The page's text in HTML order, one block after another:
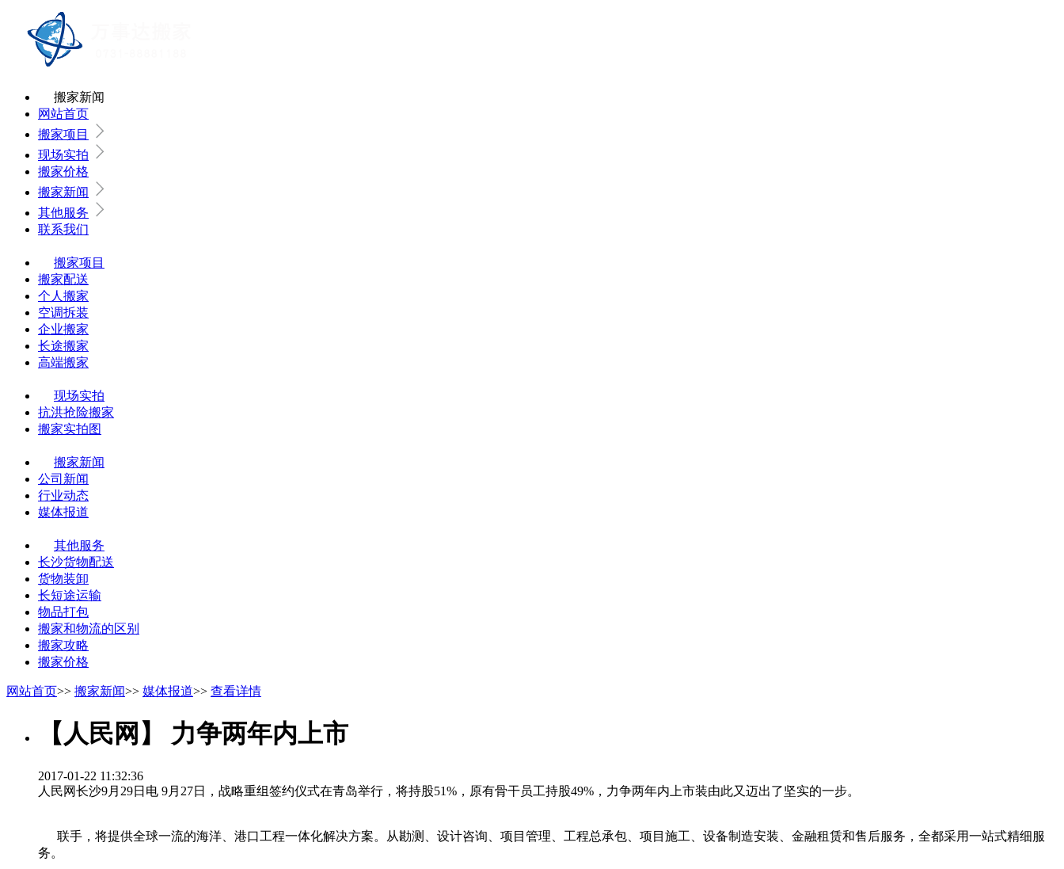
搬家新闻
网站首页
搬家项目
现场实拍
搬家价格
搬家新闻
其他服务
联系我们
搬家项目
搬家配送
个人搬家
空调拆装
企业搬家
长途搬家
高端搬家
现场实拍
抗洪抢险搬家
搬家实拍图
搬家新闻
公司新闻
行业动态
媒体报道
其他服务
长沙货物配送
货物装卸
长短途运输
物品打包
搬家和物流的区别
搬家攻略
搬家价格
网站首页>> 搬家新闻>> 媒体报道>> 查看详情
【人民网】 力争两年内上市
2017-01-22 11:32:36
人民网长沙9月29日电 9月27日，战略重组签约仪式在青岛举行，将持股51%，原有骨干员工持股49%，力争两年内上市装由此又迈出了坚实的一步。
联手，将提供全球一流的海洋、港口工程一体化解决方案。从勘测、设计咨询、项目管理、工程总承包、项目施工、设备制造安装、金融租赁和售后服务，全都采用一站式精细服
务。